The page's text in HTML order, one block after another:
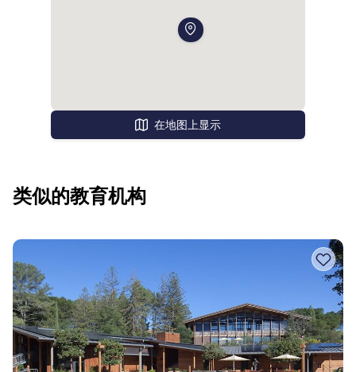
在地图上显示
类似的教育机构